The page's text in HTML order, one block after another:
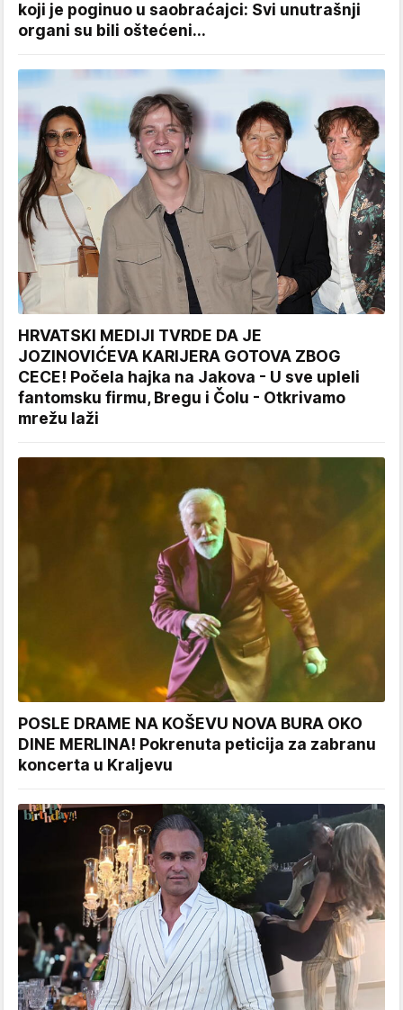
koji je poginuo u saobraćajci: Svi unutrašnji
organi su bili oštećeni...
HRVATSKI MEDIJI TVRDE DA JE
JOZINOVIĆEVA KARIJERA GOTOVA ZBOG
CECE! Počela hajka na Jakova - U sve upleli
fantomsku firmu, Bregu i Čolu - Otkrivamo
mrežu laži
POSLE DRAME NA KOŠEVU NOVA BURA OKO
DINE MERLINA! Pokrenuta peticija za zabranu
koncerta u Kraljevu